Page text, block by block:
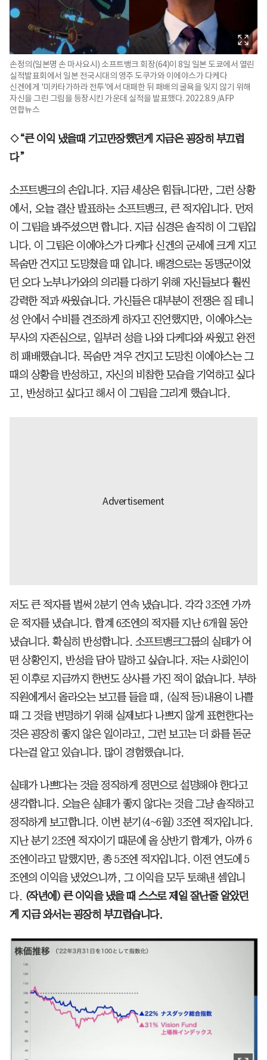
손정의(일본명 손 마사요시) 소프트뱅크 회장(64)이 8일 일본 도쿄에서 열린
실적발표회에서 일본 전국시대의 영주 도쿠가와 이에야스가 다케다
신겐에게 '미카타가하라 전투'에서 대패한 뒤 패배의 굴욕을 잊지 않기 위해
자신을 그린 그림을 등장시킨 가운데 실적을 발표했다. 2022.8.9 /AFP
연합뉴스
◇“큰 이익 냈을때 기고만장했던게 지금은 굉장히 부끄럽
다”
소프트뱅크의 손입니다. 지금 세상은 힘듭니다만, 그런 상황
에서, 오늘 결산 발표하는 소프트뱅크, 큰 적자입니다. 먼저
이 그림을 봐주셨으면 합니다. 지금 심경은 솔직히 이 그림입
니다. 이 그림은 이에야스가 다케다 신겐의 군세에 크게 지고
목숨만 건지고 도망쳤을 때 입니다. 배경으로는 동맹군이었
던 오다 노부나가와의 의리를 다하기 위해 자신들보다 훨씬
강력한 적과 싸웠습니다. 가신들은 대부분이 전쟁은 질 테니
성 안에서 수비를 견조하게 하자고 진언했지만, 이에야스는
무사의 자존심으로, 일부러 성을 나와 다케다와 싸웠고 완전
히 패배했습니다. 목숨만 겨우 건지고 도망친 이에야스는 그
때의 상황을 반성하고, 자신의 비참한 모습을 기억하고 싶다
고, 반성하고 싶다고 해서 이 그림을 그리게 했습니다.
저도 큰 적자를 벌써 2분기 연속 냈습니다. 각각 3조엔 가까
운 적자를 냈습니다. 합계 6조엔의 적자를 지난 6개월 동안
냈습니다. 확실히 반성합니다. 소프트뱅크그룹의 실태가 어
떤 상황인지, 반성을 담아 말하고 싶습니다. 저는 사회인이
된 이후로 지금까지 한번도 상사를 가진 적이 없습니다. 부하
직원에게서 올라오는 보고를 들을 때, (실적 등)내용이 나쁠
때 그 것을 변명하기 위해 실제보다 나쁘지 않게 표현한다는
것은 굉장히 좋지 않은 일이라고, 그런 보고는 더 화를 돋군
다는걸 알고 있습니다. 많이 경험했습니다.
실태가 나쁘다는 것을 정직하게 정면으로 설명해야 한다고
생각합니다. 오늘은 실태가 좋지 않다는 것을 그냥 솔직하고
정직하게 보고합니다. 이번 분기(4~6월) 3조엔 적자입니다.
지난 분기 2조엔 적자이기 때문에 올 상반기 합계가, 아까 6
조엔이라고 말했지만, 총 5조엔 적자입니다. 이전 연도에 5
조엔의 이익을 냈었으니까, 그 이익을 모두 토해낸 셈입니
다. (작년에) 큰 이익을 냈을 때 스스로 제일 잘난줄 알았던
게 지금 와서는 굉장히 부끄럽습니다.